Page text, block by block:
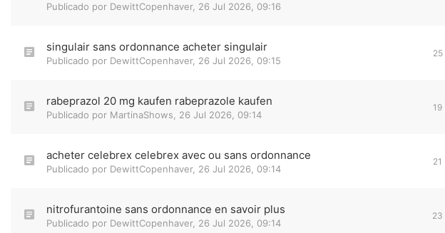
Publicado por DewittCopenhaver, 26 Jul 2026, 09:16
singulair sans ordonnance acheter singulair
Publicado por DewittCopenhaver, 26 Jul 2026, 09:15
25
rabeprazol 20 mg kaufen rabeprazole kaufen
Publicado por MartinaShows 26 Jul 2026, 09:14
19
acheter celebrex celebrex avec ou sans ordonnance
Publicado por DewittCopenhaver, 26 Jul 2026, 09:14
21
nitrofurantoine sans ordonnance en savoir plus
Publicado por DewittCopenhaver, 26 Jul 2026, 09:14
23